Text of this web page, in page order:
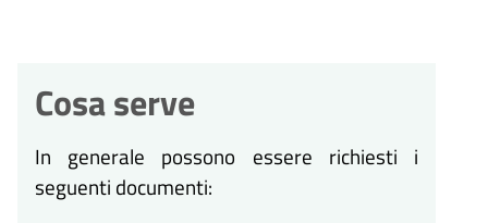
Cosa serve
In generale possono essere richiesti i
seguenti documenti: